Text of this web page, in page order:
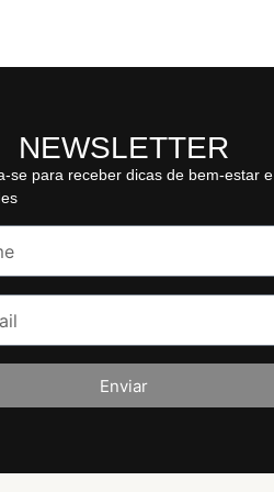
NEWSLETTER
se para receber dicas de bem-estar e
Enviar